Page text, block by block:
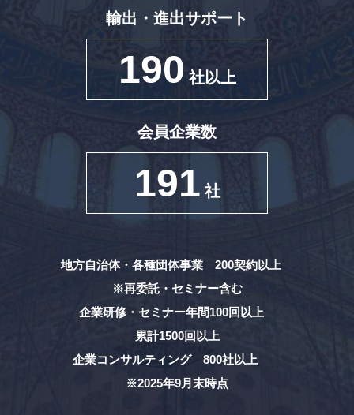
輸出・進出サポート
190 社以上
会員企業数
191 社
地方自治体・各種団体事業 200契約以上
※再委託・セミナー含む
企業研修・セミナー年間100回以上
累計1500回以上
企業コンサルティング 800社以上
※2025年9月末時点